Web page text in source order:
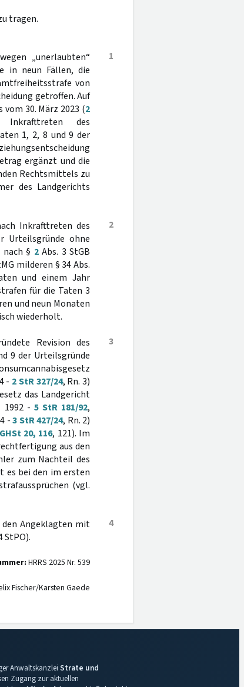
tragen.
1
„unerlaubten“
in neun Fällen, die
von
getroffen. Auf
30. März 2023 (2
des
1, 2, 8 und 9 der
ergänzt und die
Rechtsmittels zu
des Landgerichts
2
Inkrafttreten des
Urteilsgründe ohne
nach § 2Abs. 3 StGB
milderen § 34 Abs.
und einem Jahr
für die Taten 3
und neun Monaten
wiederholt.
3
Revision des
9 der Urteilsgründe
- 2 StR 327/24, Rn. 3)
das Landgericht
1992 - 5 StR 181/92,
-3 StR 427/24, Rn. 2)
20, 116, 121). Im
aus den
zum Nachteil des
es bei den im ersten
(vgl.
4
Angeklagten mit
StPO).
HRRS 2025 Nr. 539
Fischer/Karsten Gaede
Anwaltskanzlei Strate und
Zugang zur aktuellen